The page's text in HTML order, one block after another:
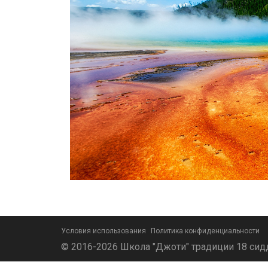
Условия использования Политика конфиденциальности
© 2016-2026 Школа "Джоти" традиции 18